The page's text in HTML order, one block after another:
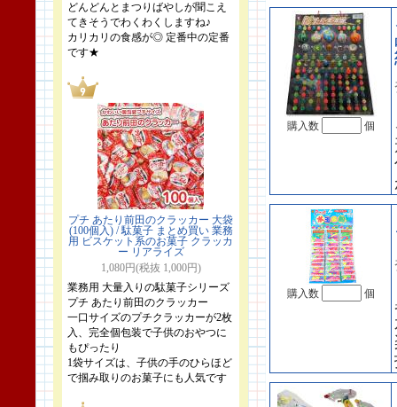
どんどんとまつりばやしが聞こえ
てきそうでわくわくしますね♪
カリカリの食感が◎ 定番中の定番
です★
プチ あたり前田のクラッカー 大袋
(100個入) / 駄菓子 まとめ買い 業務
用 ビスケット系のお菓子 クラッカ
ー リアライズ
1,080円(税抜 1,000円)
業務用 大量入りの駄菓子シリーズ
プチ あたり前田のクラッカー
一口サイズのプチクラッカーが2枚
入、完全個包装で子供のおやつに
もぴったり
1袋サイズは、子供の手のひらほど
で掴み取りのお菓子にも人気です
購入数 個
購入数 個